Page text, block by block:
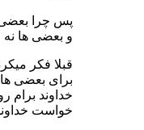
پس چرا بعضی
و بعضی ها نه
قبلا فکر
برای بعضی
خداوند برام
خواست